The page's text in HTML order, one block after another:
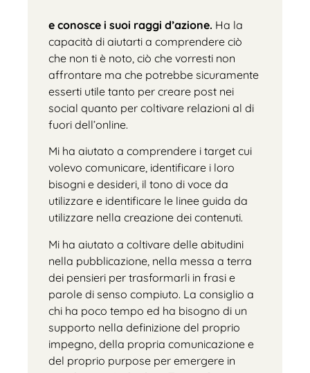
e conosce i suoi raggi d’azione. Ha la
capacità di aiutarti a comprendere ciò
che non ti è noto, ciò che vorresti non
affrontare ma che potrebbe sicuramente
esserti utile tanto per creare post nei
social quanto per coltivare relazioni al di
fuori dell’online.
Mi ha aiutato a comprendere i target cui
volevo comunicare, identificare i loro
bisogni e desideri, il tono di voce da
utilizzare e identificare le linee guida da
utilizzare nella creazione dei contenuti.
Mi ha aiutato a coltivare delle abitudini
nella pubblicazione, nella messa a terra
dei pensieri per trasformarli in frasi e
parole di senso compiuto. La consiglio a
chi ha poco tempo ed ha bisogno di un
supporto nella definizione del proprio
impegno, della propria comunicazione e
del proprio purpose per emergere in